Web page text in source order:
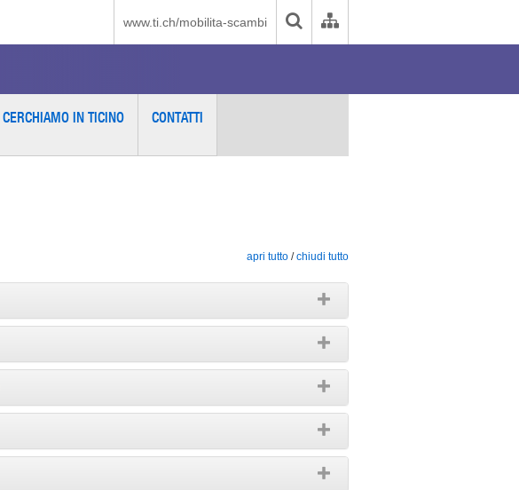
www.ti.ch/mobilita-scambi
CERCHIAMO IN TICINO CONTATTI
apri tutto /chiudi tutto